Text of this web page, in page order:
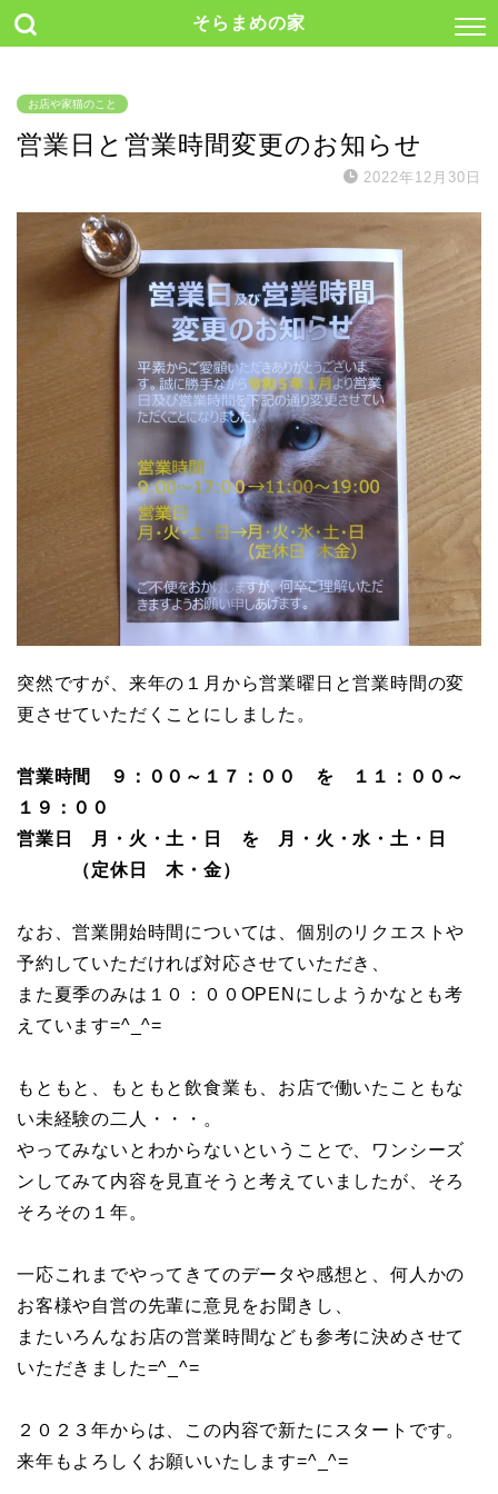
そらまめの家
お店や家猫のこと
営業日と営業時間変更のお知らせ
2022年12月30日
突然ですが、来年の１月から営業曜日と営業時間の変
更させていただくことにしました。
営業時間 ９：００～１７：００ を １１：００～
１９：００
営業日 月・火・土・日 を 月・火・水・土・日
（定休日 木・金）
なお、営業開始時間については、個別のリクエストや
予約していただければ対応させていただき、
また夏季のみは１０：００OPENにしようかなとも考
えています=^_^=
もともと、もともと飲食業も、お店で働いたこともな
い未経験の二人・・・。
やってみないとわからないということで、ワンシーズ
ンしてみて内容を見直そうと考えていましたが、そろ
そろその１年。
一応これまでやってきてのデータや感想と、何人かの
お客様や自営の先輩に意見をお聞きし、
またいろんなお店の営業時間なども参考に決めさせて
いただきました=^_^=
２０２３年からは、この内容で新たにスタートです。
来年もよろしくお願いいたします=^_^=